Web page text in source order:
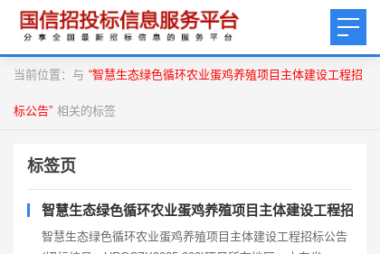
当前位置：与 “智慧生态绿色循环农业蛋鸡养殖项目主体建设工程招
标公告” 相关的标签
标签页
智慧生态绿色循环农业蛋鸡养殖项目主体建设工程招标公
智慧生态绿色循环农业蛋鸡养殖项目主体建设工程招标公告